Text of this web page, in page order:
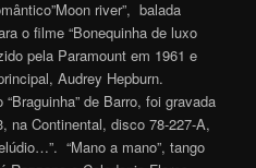
river”, balada
o filme “Bonequinha de luxo
pela Paramount em 1961 e
Audrey Hepburn.
de Barro, foi gravada
na Continental, disco 78-227-A,
“Mano a mano”, tango